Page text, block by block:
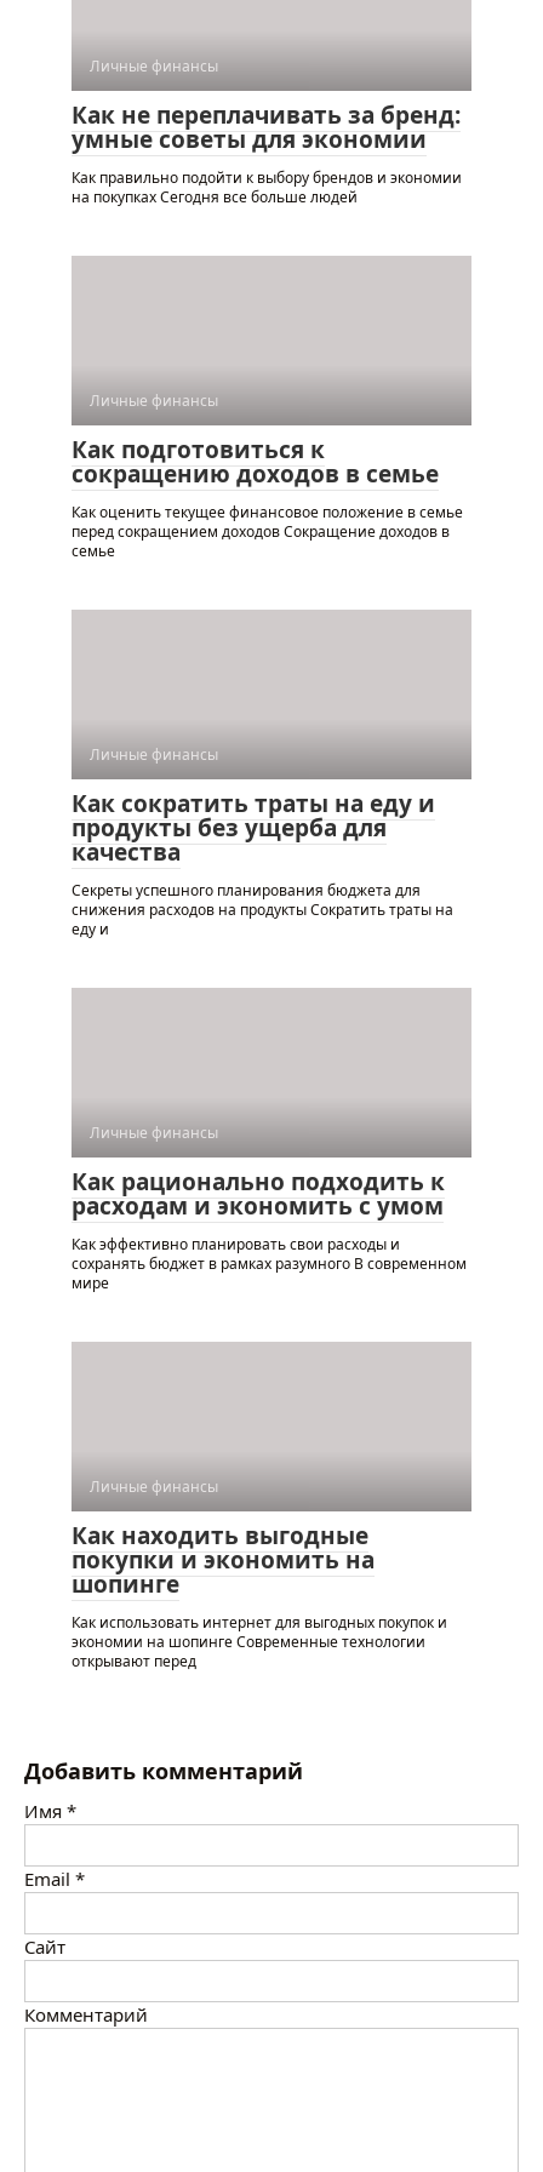
Личные финансы
Как не переплачивать за бренд:
умные советы для экономии
Как правильно подойти к выбору брендов и экономии
на покупках Сегодня все больше людей
Личные финансы
Как подготовиться к
сокращению доходов в семье
Как оценить текущее финансовое положение в семье
перед сокращением доходов Сокращение доходов в
семье
Личные финансы
Как сократить траты на еду и
продукты без ущерба для
качества
Секреты успешного планирования бюджета для
снижения расходов на продукты Сократить траты на
еду и
Личные финансы
Как рационально подходить к
расходам и экономить с умом
Как эффективно планировать свои расходы и
сохранять бюджет в рамках разумного В современном
мире
Личные финансы
Как находить выгодные
покупки и экономить на
шопинге
Как использовать интернет для выгодных покупок и
экономии на шопинге Современные технологии
открывают перед
Добавить комментарий
Имя *
Email *
Сайт
Комментарий